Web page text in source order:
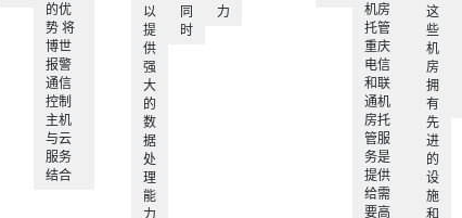
的优
势 将
博世
报警
通信
控制
主机
与云
服务
结合
以
提
供
强
大
的
数
据
处
理
能
力
同
时
力
机房
托管
重庆
电信
和联
通机
房托
管服
务是
提供
给需
要高
这
些
机
房
拥
有
先
进
的
设
施
和